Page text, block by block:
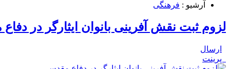
آرشیو : فرهنگی
لزوم ثبت نقش آفرینی بانوان ایثارگر در
ارسال
پرینت